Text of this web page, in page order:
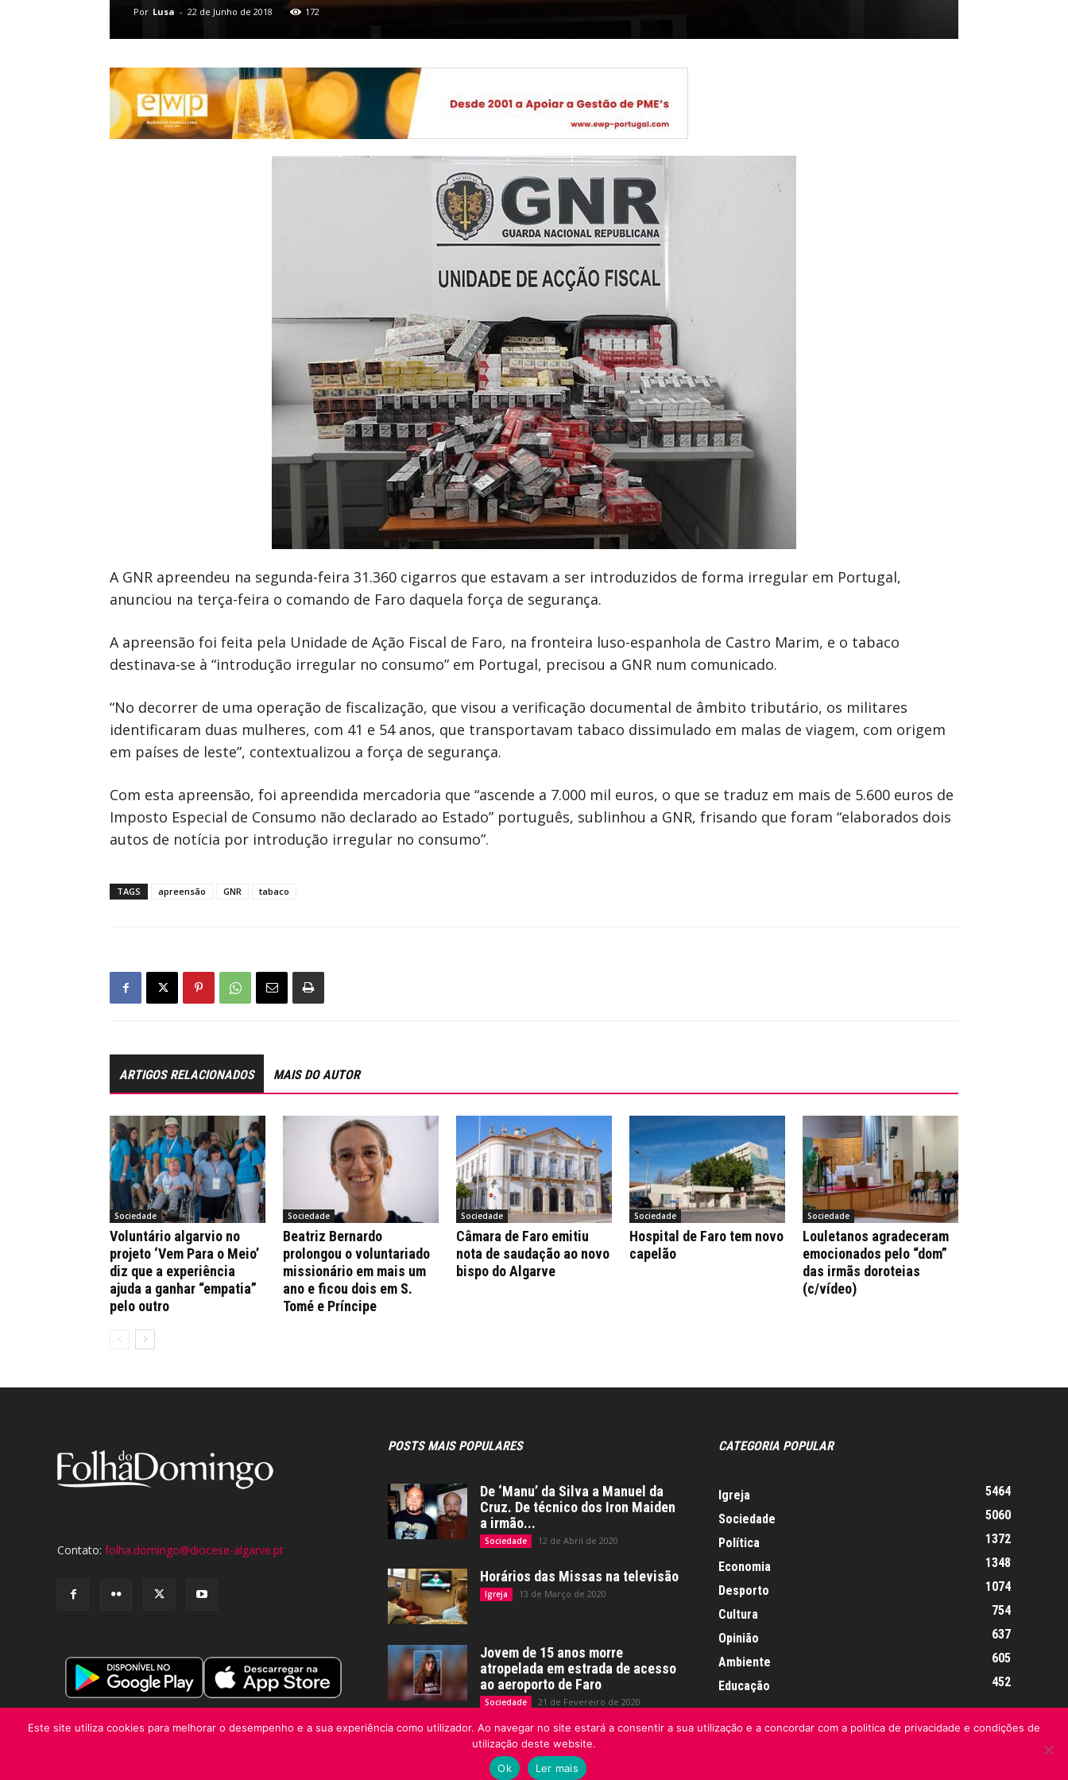
Por Lusa - 22 de Junho de 2018 172
A GNR apreendeu na segunda-feira 31.360 cigarros que estavam a ser introduzidos de forma irregular em Portugal,
anunciou na terça-feira o comando de Faro daquela força de segurança.
A apreensão foi feita pela Unidade de Ação Fiscal de Faro, na fronteira luso-espanhola de Castro Marim, e o tabaco
destinava-se à “introdução irregular no consumo” em Portugal, precisou a GNR num comunicado.
“No decorrer de uma operação de fiscalização, que visou a verificação documental de âmbito tributário, os militares
identificaram duas mulheres, com 41 e 54 anos, que transportavam tabaco dissimulado em malas de viagem, com origem
em países de leste”, contextualizou a força de segurança.
Com esta apreensão, foi apreendida mercadoria que “ascende a 7.000 mil euros, o que se traduz em mais de 5.600 euros de
Imposto Especial de Consumo não declarado ao Estado” português, sublinhou a GNR, frisando que foram “elaborados dois
autos de notícia por introdução irregular no consumo”.
TAGS apreensão GNR tabaco
ARTIGOS RELACIONADOS MAIS DO AUTOR
Sociedade
Voluntário algarvio no
projeto ‘Vem Para o Meio’
diz que a experiência
ajuda a ganhar “empatia”
pelo outro
Sociedade
Beatriz Bernardo
prolongou o voluntariado
missionário em mais um
ano e ficou dois em S.
Tomé e Príncipe
Sociedade
Câmara de Faro emitiu
nota de saudação ao novo
bispo do Algarve
Sociedade
Hospital de Faro tem novo
capelão
Sociedade
Louletanos agradeceram
emocionados pelo “dom”
das irmãs doroteias
(c/vídeo)
Contato: folha.domingo@diocese-algarve.pt
POSTS MAIS POPULARES
De ‘Manu’ da Silva a Manuel da
Cruz. De técnico dos Iron Maiden
a irmão...
Sociedade 12 de Abril de 2020
Horários das Missas na televisão
Igreja 13 de Março de 2020
Jovem de 15 anos morre
atropelada em estrada de acesso
ao aeroporto de Faro
Sociedade 21 de Fevereiro de 2020
CATEGORIA POPULAR
Igreja
5464
Sociedade
5060
Política
1372
Economia
1348
Desporto
1074
Cultura
754
Opinião
637
Ambiente
605
Educação
452
Este site utiliza cookies para melhorar o desempenho e a sua experiência como utilizador. Ao navegar no site estará a consentir a sua utilização e a concordar com a politica de privacidade e condições de
utilização deste website.
Ok
Ler mais